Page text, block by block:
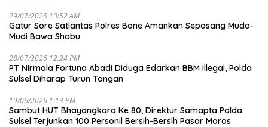
29/07/2026 10:52 AM
Gatur Sore Satlantas Polres Bone Amankan Sepasang Muda-
Mudi Bawa Shabu
28/07/2026 12:24 PM
PT Nirmala Fortuna Abadi Diduga Edarkan BBM Illegal, Polda
Sulsel Diharap Turun Tangan
19/06/2026 1:13 PM
Sambut HUT Bhayangkara Ke 80, Direktur Samapta Polda
Sulsel Terjunkan 100 Personil Bersih-Bersih Pasar Maros